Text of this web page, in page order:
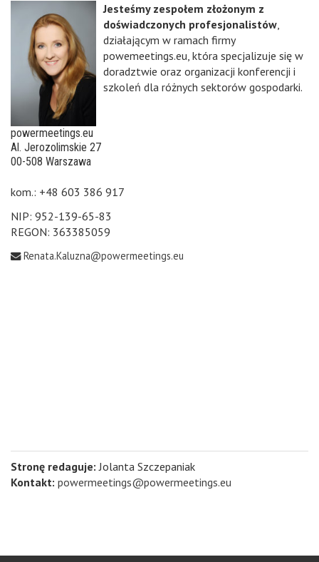
Jesteśmy zespołem złożonym z
doświadczonych profesjonalistów
działającym w ramach firmy
powemeetings.eu, która specjalizuje się w
doradztwie oraz organizacji konferencji i
szkoleń dla różnych sektorów gospodarki.
powermeetings.eu
Al. Jerozolimskie 27
00-508 Warszawa
kom.: +48 603 386 917
NIP: 952-139-65-83
REGON: 363385059
Renata.Kaluzna@powermeetings.eu
Stronę redaguje: Jolanta Szczepaniak
Kontakt: powermeetings@powermeetings.eu